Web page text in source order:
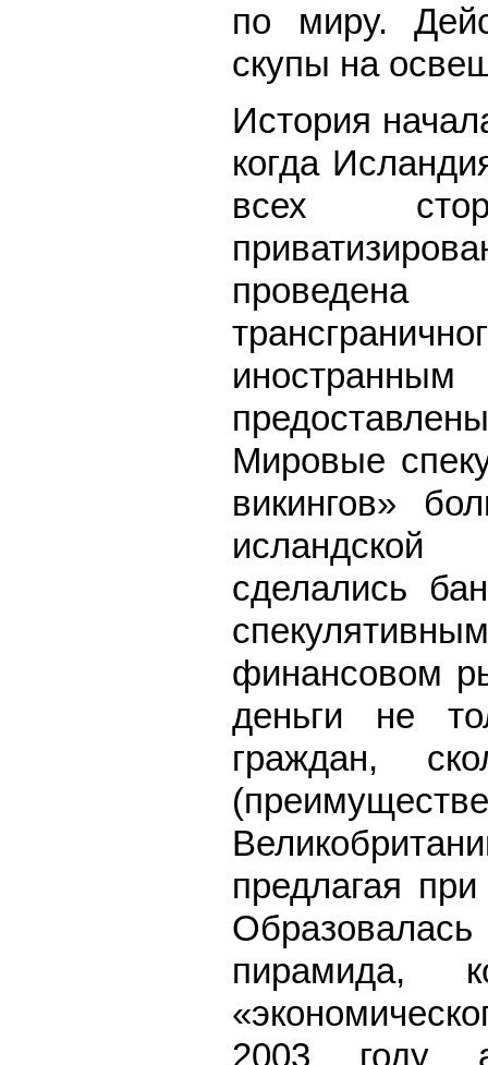
по миру.
скупы на
История
когда
всех
Мировые
викингов»
сделались
финансовом
деньги не
граждан,
предлагая
пирамида,
2003 году